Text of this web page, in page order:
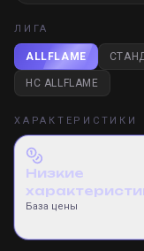
ЛИГА
ALLFLAME
HC ALLFLAME
ХАРАКТЕРИСТИКИ
Низкие
База цены